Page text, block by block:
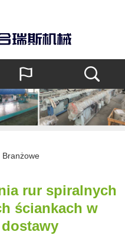
Branżowe
rur spiralnych
ściankach w